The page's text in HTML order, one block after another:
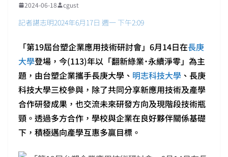
2024-06-18 cgust
記者諶志明2024年6月17日 週一 下午2:09
「第19屆台塑企業應用技術研討會」6月14日在長庚
大學登場，今(113)年以「翻新綠業˙永續淨零」為主
題，由台塑企業攜手長庚大學、 明志科技大學 、長庚
科技大學三校參與，除了共同分享新應用技術及產學
合作研發成果，也交流未來研發方向及現階段技術瓶
頸。透過多方合作，學校與企業在良好夥伴關係基礎
下，積極邁向產學互惠多贏目標。